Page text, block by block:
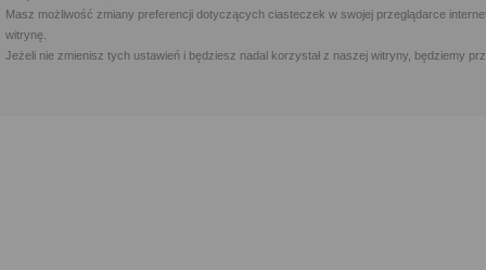
Masz możliwość zmiany preferencji dotyczących ciasteczek w swojej przeglądarce
witrynę.
Jeżeli nie zmienisz tych ustawień i będziesz nadal korzystał z naszej witryny, będziemy